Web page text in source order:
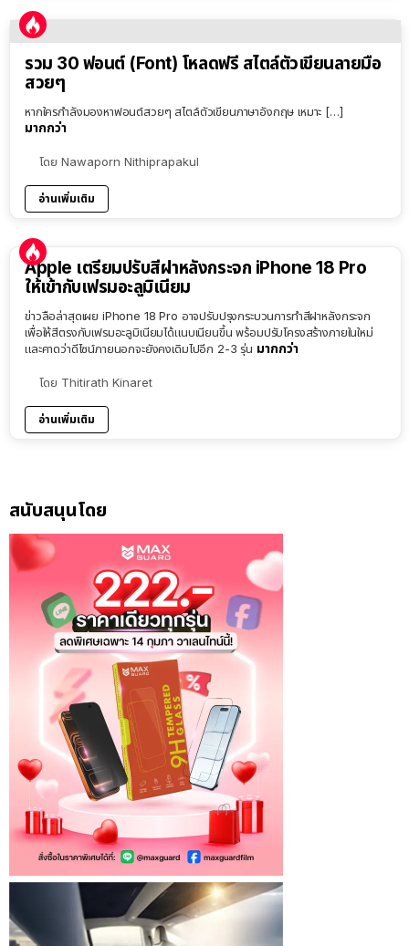
รวม 30 ฟอนต์ (Font) โหลดฟรี สไตล์ตัวเขียนลายมือ
สวยๆ
หากใครกำลังมองหาฟอนต์สวยๆ สไตล์ตัวเขียนภาษาอังกฤษ เหมาะ […]
มากกว่า
โดย Nawaporn Nithiprapakul
อ่านเพิ่มเติม
Apple เตรียมปรับสีฝาหลังกระจก iPhone 18 Pro
ให้เข้ากับเฟรมอะลูมิเนียม
ข่าวลือล่าสุดเผย iPhone 18 Pro อาจปรับปรุงกระบวนการทำสีฝาหลังกระจก
เพื่อให้สีตรงกับเฟรมอะลูมิเนียมได้แนบเนียนขึ้น พร้อมปรับโครงสร้างภายในใหม่
และคาดว่าดีไซน์ภายนอกจะยังคงเดิมไปอีก 2-3 รุ่น มากกว่า
โดย Thitirath Kinaret
อ่านเพิ่มเติม
สนับสนุนโดย